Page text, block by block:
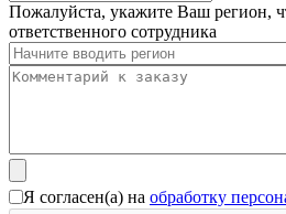
Пожалуйста, укажите Ваш регион,
ответственного сотрудника
Я согласен(а) на обработку